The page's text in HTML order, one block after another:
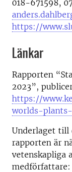
018-671598,
https://
Länkar
Rapporten
2023”,
https://
worlds-
Underlaget till
rapporten är
vetenskapliga
medförfattare: